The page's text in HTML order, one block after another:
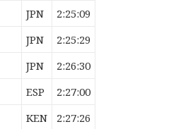
JPN
2:25:09
JPN
2:25:29
JPN
2:26:30
ESP
2:27:00
KEN
2:27:26